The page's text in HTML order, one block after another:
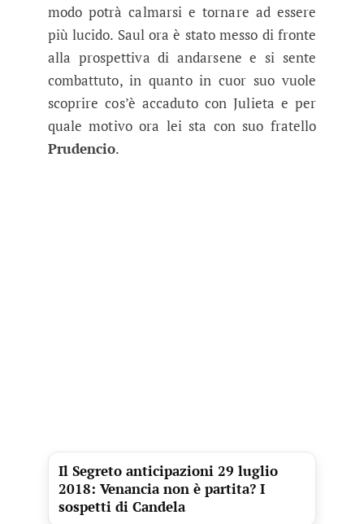
modo potrà calmarsi e tornare ad essere
più lucido. Saul ora è stato messo di fronte
alla prospettiva di andarsene e si sente
combattuto, in quanto in cuor suo vuole
scoprire cos’è accaduto con Julieta e per
quale motivo ora lei sta con suo fratello
Prudencio.
Il Segreto anticipazioni 29 luglio
2018: Venancia non è partita? I
sospetti di Candela